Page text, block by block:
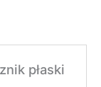
płaski